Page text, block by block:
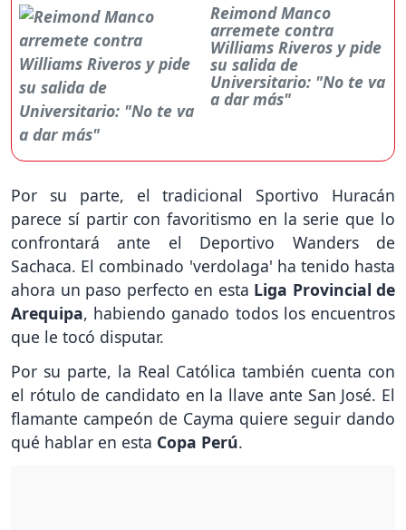
Reimond Manco
arremete contra
Williams Riveros y pide
su salida de
Universitario: "No te va
a dar más"
Por su parte, el tradicional Sportivo Huracán
parece sí partir con favoritismo en la serie que lo
confrontará ante el Deportivo Wanders de
Sachaca. El combinado 'verdolaga' ha tenido hasta
ahora un paso perfecto en esta Liga Provincial de
Arequipa, habiendo ganado todos los encuentros
que le tocó disputar.
Por su parte, la Real Católica también cuenta con
el rótulo de candidato en la llave ante San José. El
flamante campeón de Cayma quiere seguir dando
qué hablar en esta Copa Perú.